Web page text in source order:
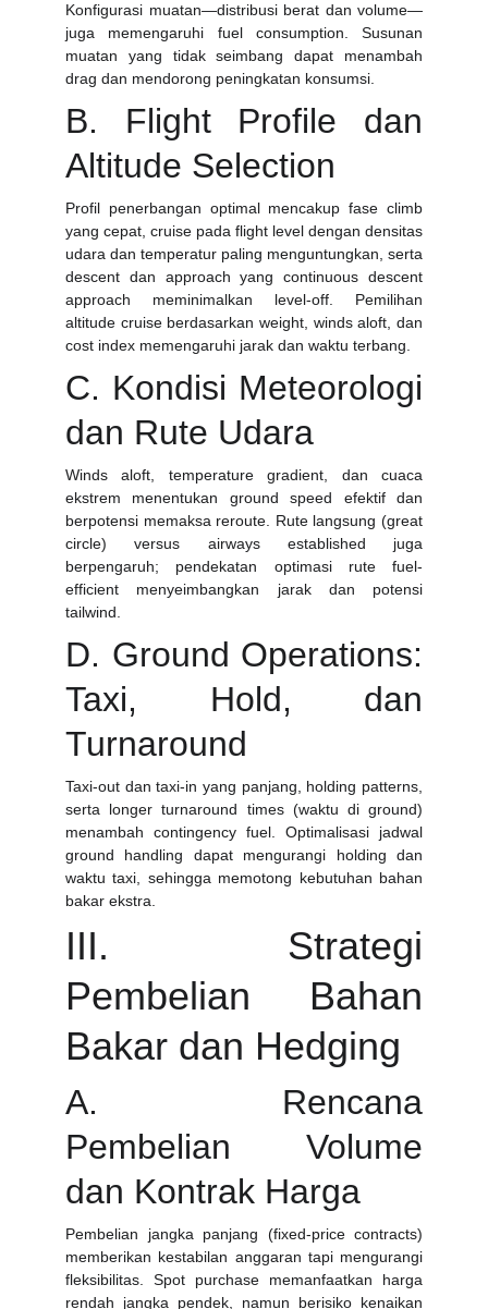
Konfigurasi muatan—distribusi berat dan volume—
juga memengaruhi fuel consumption. Susunan
muatan yang tidak seimbang dapat menambah
drag dan mendorong peningkatan konsumsi.
B. Flight Profile dan
Altitude Selection
Profil penerbangan optimal mencakup fase climb
yang cepat, cruise pada flight level dengan densitas
udara dan temperatur paling menguntungkan, serta
descent dan approach yang continuous descent
approach meminimalkan level-off. Pemilihan
altitude cruise berdasarkan weight, winds aloft, dan
cost index memengaruhi jarak dan waktu terbang.
C. Kondisi Meteorologi
dan Rute Udara
Winds aloft, temperature gradient, dan cuaca
ekstrem menentukan ground speed efektif dan
berpotensi memaksa reroute. Rute langsung (great
circle) versus airways established juga
berpengaruh; pendekatan optimasi rute fuel-
efficient menyeimbangkan jarak dan potensi
tailwind.
D. Ground Operations:
Taxi, Hold, dan
Turnaround
Taxi-out dan taxi-in yang panjang, holding patterns,
serta longer turnaround times (waktu di ground)
menambah contingency fuel. Optimalisasi jadwal
ground handling dapat mengurangi holding dan
waktu taxi, sehingga memotong kebutuhan bahan
bakar ekstra.
III. Strategi
Pembelian Bahan
Bakar dan Hedging
A. Rencana
Pembelian Volume
dan Kontrak Harga
Pembelian jangka panjang (fixed-price contracts)
memberikan kestabilan anggaran tapi mengurangi
fleksibilitas. Spot purchase memanfaatkan harga
rendah jangka pendek, namun berisiko kenaikan